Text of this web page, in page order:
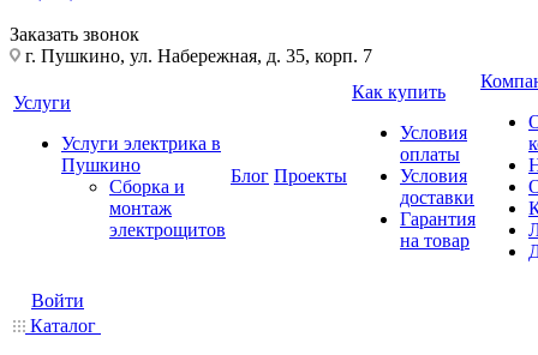
Заказать звонок
г. Пушкино, ул. Набережная, д. 35, корп. 7
Услуги
Услуги электрика в
Пушкино
Сборка и
монтаж
электрощитов
Блог Проекты
Как купить
Условия
оплаты
Условия
доставки
Гарантия
на товар
Войти
Каталог